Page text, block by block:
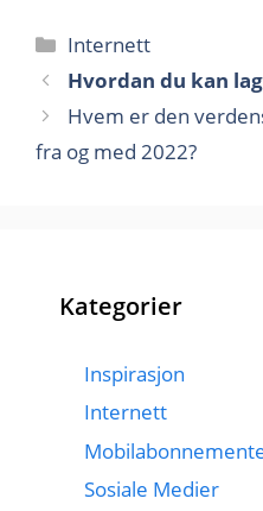
Kategorier
Internett
Hvordan du kan
Hvem er den
fra og med 2022?
Kategorier
Inspirasjon
Internett
Sosiale Medier